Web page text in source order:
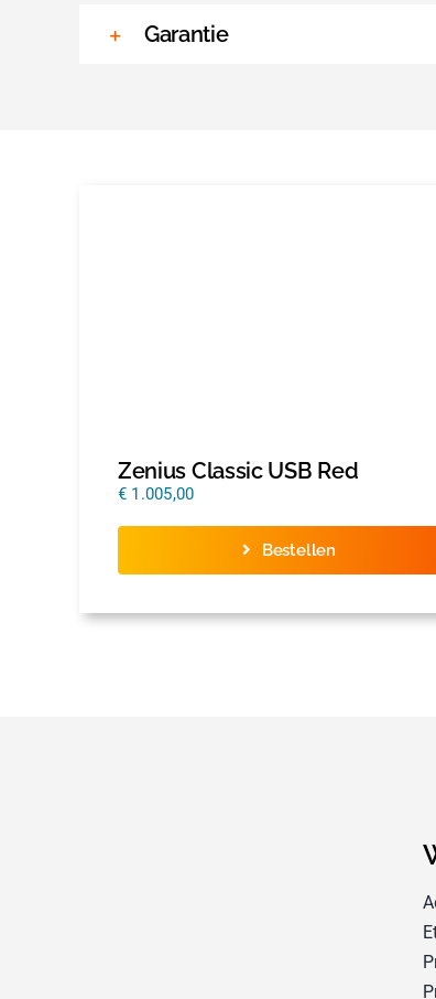
Garantie
Zenius Classic USB Red
€ 1.005,00
Bestellen